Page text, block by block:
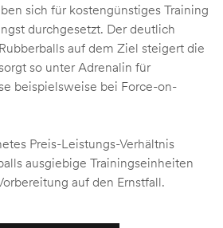
sich für kostengünstiges Training
durchgesetzt. Der deutlich
auf dem Ziel steigert die
so unter Adrenalin für
beispielsweise bei Force-on-
Preis-Leistungs-Verhältnis
ausgiebige Trainingseinheiten
auf den Ernstfall.